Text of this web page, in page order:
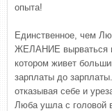
опыта!
Единственное, чем
ЖЕЛАНИЕ вырваться
котором живет
зарплаты до
отказывая себе и
Люба ушла с головой